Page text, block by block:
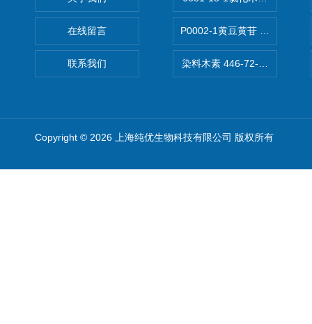
在线留言
联系我们
P0002-1黄豆黄苷 40246-10-
染料木素 446-72-0
Copyright © 2026 上海纯优生物科技有限公司 版权所有